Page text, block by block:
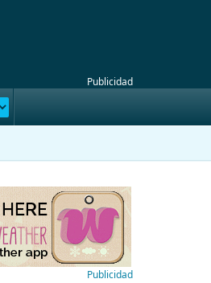
Publicidad
Publicidad